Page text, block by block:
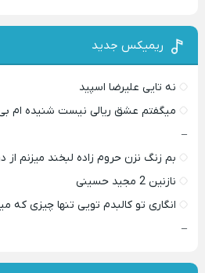
ریمیکس جدید
نه تایی علیرضا اسپید
میگفتم عشق ریالی نیست شنیده ام
–
بم زنگ نزن حروم زاده لبخند میزنم از
نازنین 2 مجید حسینی
انگاری تو کالبدم تویی تنها چیزی که
–